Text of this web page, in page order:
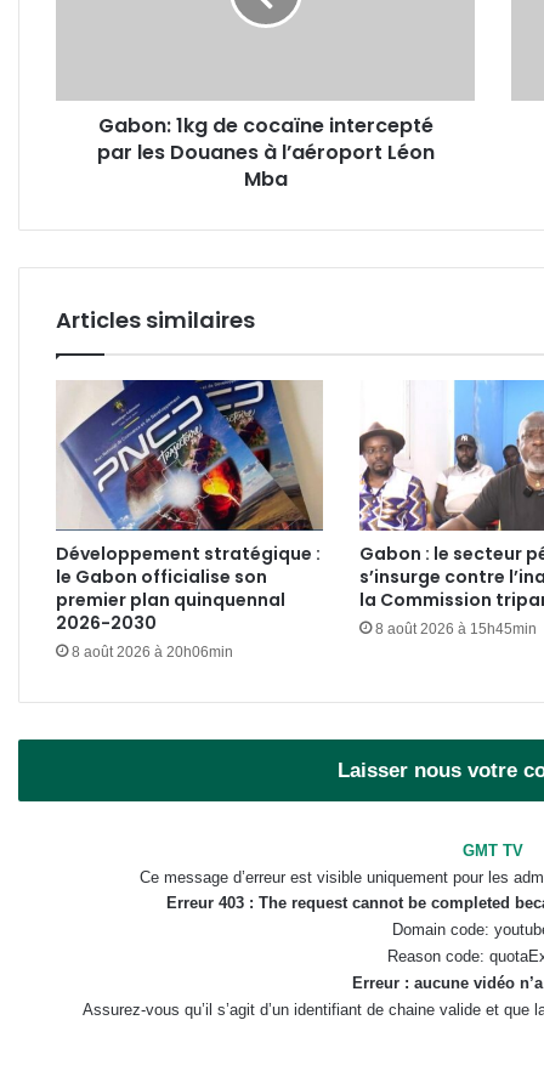
à
l’aéroportGabon: 1kg de cocaïne intercepté
par les Douanes à l’aéroport Léon
Mba
de
Articles similaires
Développement stratégique :
le Gabon officialise son
premier plan quinquennal
2026-2030
8 août 2026 à 20h06min
Gabon : le secteur
s’insurge contre
la Commission
8 août 2026 à 15h45min
Laisser nous votre
GMT TV
Ce message d’erreur est visible uniquement pour les
Erreur 403 : The request cannot be completed
Domain code:
Reason code:
Erreur : aucune vidéo
Assurez-vous qu’il s’agit d’un identifiant de chaine valide et